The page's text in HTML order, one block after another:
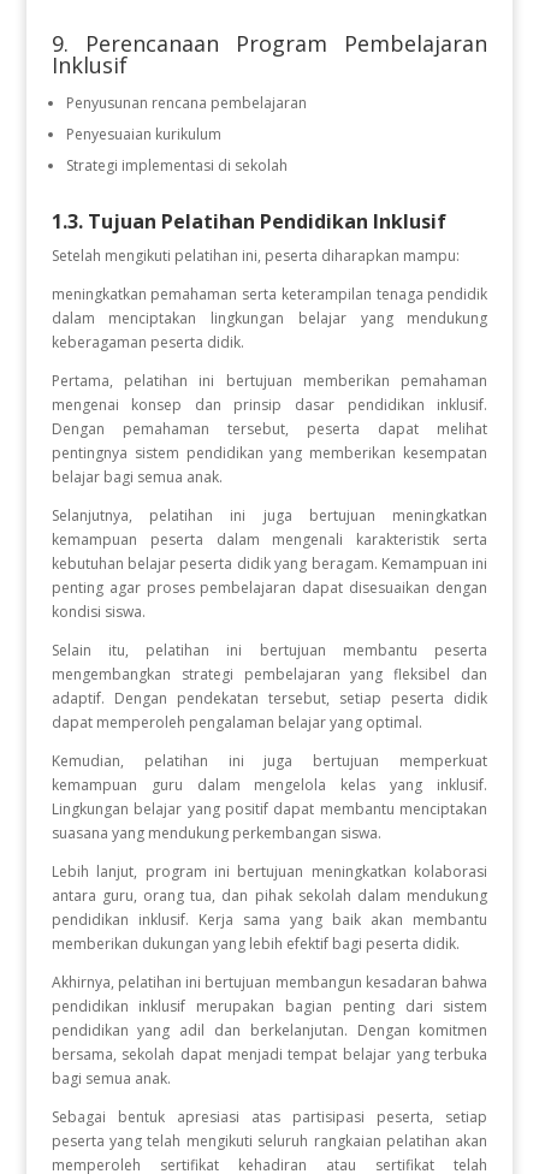
9. Perencanaan Program Pembelajaran
Inklusif
Penyusunan rencana pembelajaran
Penyesuaian kurikulum
Strategi implementasi di sekolah
1.3. Tujuan Pelatihan Pendidikan Inklusif
Setelah mengikuti pelatihan ini, peserta diharapkan mampu:
meningkatkan pemahaman serta keterampilan tenaga pendidik
dalam menciptakan lingkungan belajar yang mendukung
keberagaman peserta didik.
Pertama, pelatihan ini bertujuan memberikan pemahaman
mengenai konsep dan prinsip dasar pendidikan inklusif.
Dengan pemahaman tersebut, peserta dapat melihat
pentingnya sistem pendidikan yang memberikan kesempatan
belajar bagi semua anak.
Selanjutnya, pelatihan ini juga bertujuan meningkatkan
kemampuan peserta dalam mengenali karakteristik serta
kebutuhan belajar peserta didik yang beragam. Kemampuan ini
penting agar proses pembelajaran dapat disesuaikan dengan
kondisi siswa.
Selain itu, pelatihan ini bertujuan membantu peserta
mengembangkan strategi pembelajaran yang fleksibel dan
adaptif. Dengan pendekatan tersebut, setiap peserta didik
dapat memperoleh pengalaman belajar yang optimal.
Kemudian, pelatihan ini juga bertujuan memperkuat
kemampuan guru dalam mengelola kelas yang inklusif.
Lingkungan belajar yang positif dapat membantu menciptakan
suasana yang mendukung perkembangan siswa.
Lebih lanjut, program ini bertujuan meningkatkan kolaborasi
antara guru, orang tua, dan pihak sekolah dalam mendukung
pendidikan inklusif. Kerja sama yang baik akan membantu
memberikan dukungan yang lebih efektif bagi peserta didik.
Akhirnya, pelatihan ini bertujuan membangun kesadaran bahwa
pendidikan inklusif merupakan bagian penting dari sistem
pendidikan yang adil dan berkelanjutan. Dengan komitmen
bersama, sekolah dapat menjadi tempat belajar yang terbuka
bagi semua anak.
Sebagai bentuk apresiasi atas partisipasi peserta, setiap
peserta yang telah mengikuti seluruh rangkaian pelatihan akan
memperoleh sertifikat kehadiran atau sertifikat telah